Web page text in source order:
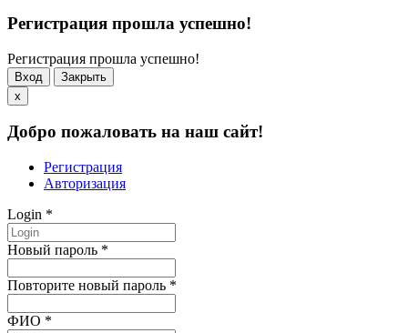
Регистрация прошла успешно!
Регистрация прошла успешно!
Вход
Закрыть
x
Добро пожаловать на наш сайт!
Регистрация
Авторизация
Login *
Новый пароль *
Повторите новый пароль *
ФИО *